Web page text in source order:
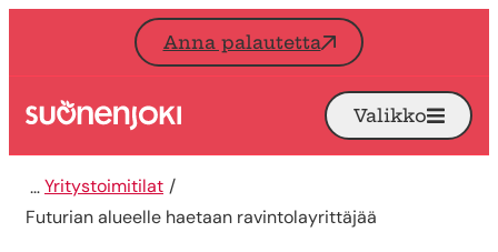
Siirry sisältöön
Anna palautetta
Etusivu Avaa
Valikko
Yritystoimitilat
Futurian alueelle haetaan ravintolayrittäjää